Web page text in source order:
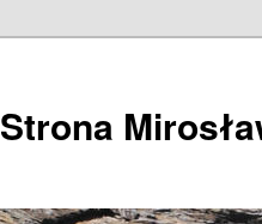
Strona